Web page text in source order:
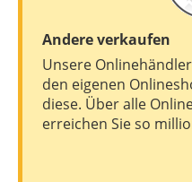
Andere verkaufen
Unsere
den eigenen
diese. Über alle
erreichen Sie so